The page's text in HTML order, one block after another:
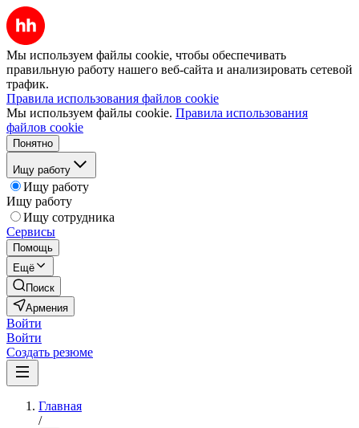
Мы используем файлы cookie, чтобы обеспечивать
правильную работу нашего веб-сайта и анализировать сетевой
трафик.
Правила использования файлов cookie
Мы используем файлы cookie. Правила использования
файлов cookie
Понятно
Ищу работу
Ищу работу
Ищу работу
Ищу сотрудника
Сервисы
Помощь
Ещё
Поиск
Армения
Войти
Войти
Создать резюме
Главная
/